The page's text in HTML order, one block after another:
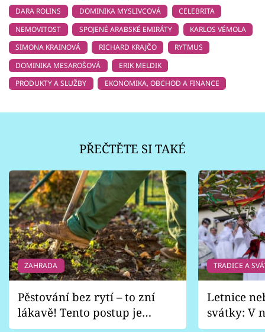
DARA ROLINS
DOMINIKA MYSLIVCOVÁ
CELEBRITA
NEMOVITOST
SPOJENÉ ARABSKÉ EMIRÁTY
KARLOS VÉMOLA
SIMONA KRAINOVÁ
RICHARD KRAJČO
RYTMUS
DOMINIKA MESAROŠOVÁ
ERIK MELDIK
PRODUKTY A SLUŽBY
EKONOMIKA, OBCHOD A FINANCE
PŘEČTĚTE SI TAKÉ
ZAHRADA
Pěstování bez rytí – to zní
lákavě! Tento postup je
vhodný jen pro některé
TRADICE A
Letnice
svátky: V
pondělí